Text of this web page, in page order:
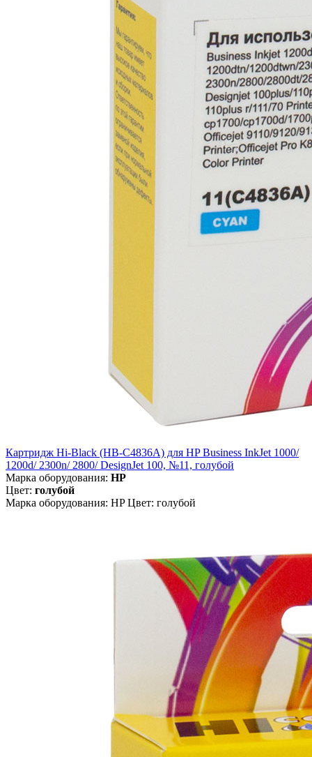
Картридж Hi-Black (HB-C4836A) для HP Business InkJet 1000/
1200d/ 2300n/ 2800/ DesignJet 100, №11, голубой
Марка оборудования: HP
Цвет: голубой
Марка оборудования: HP Цвет: голубой